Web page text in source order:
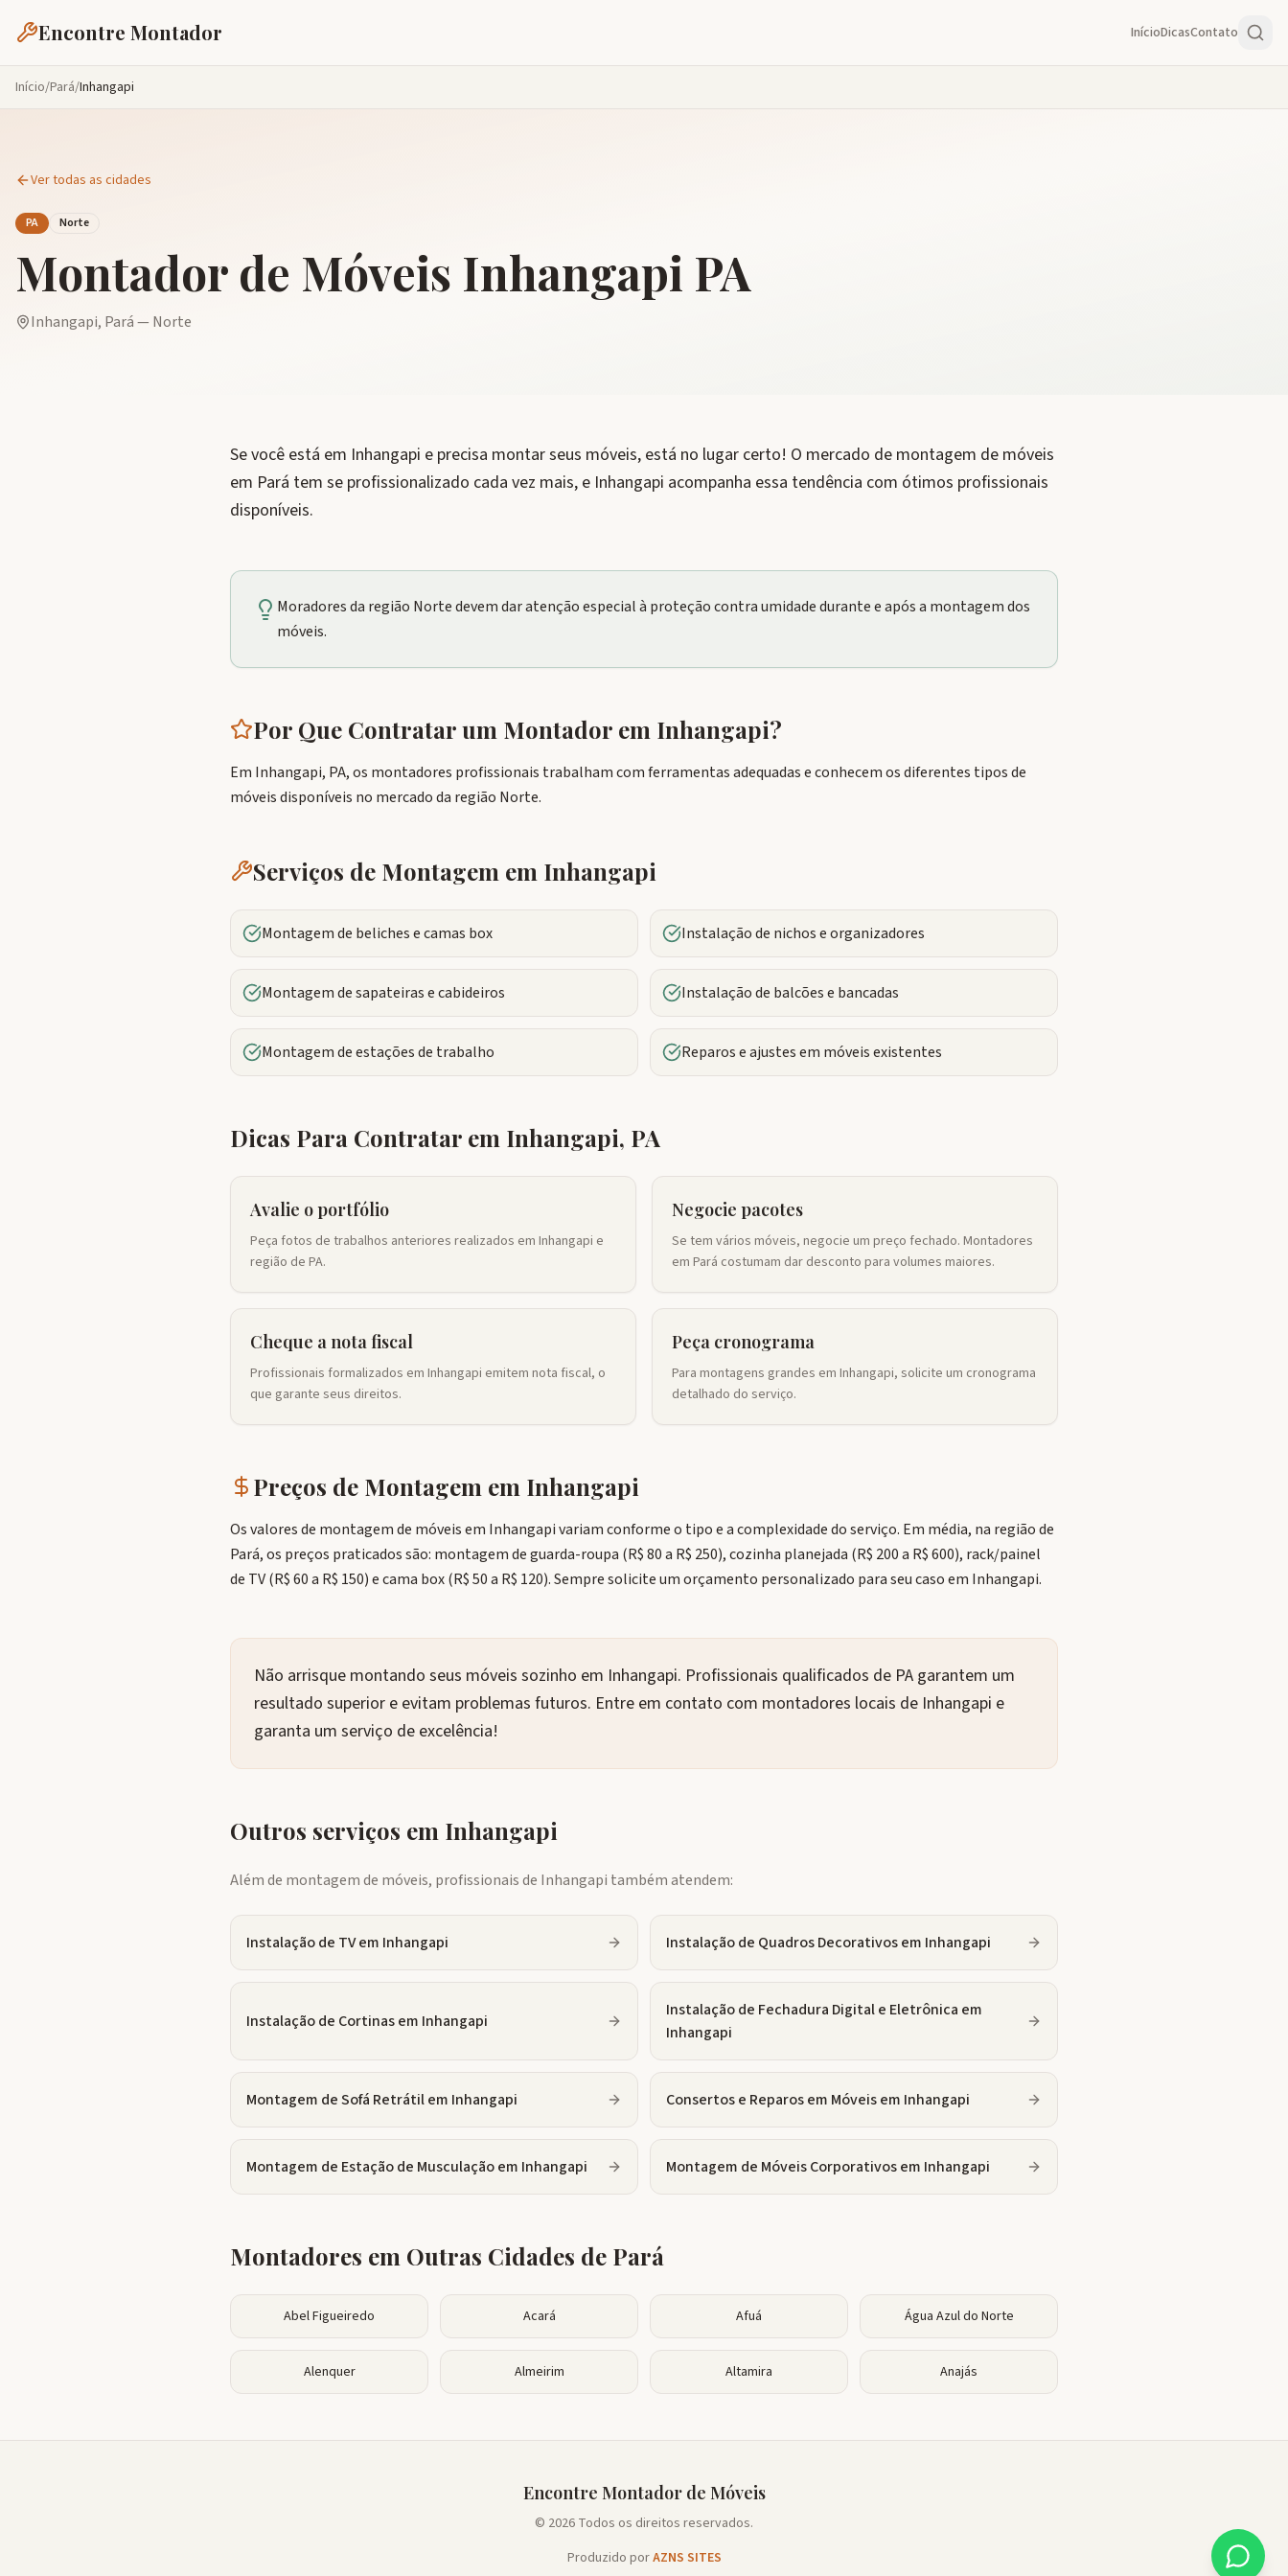
Encontre Montador InícioDicasContato
Início/Pará/Inhangapi
Ver todas as cidades
PA Norte
Montador de Móveis Inhangapi PA
Inhangapi, Pará— Norte
Se você está em Inhangapi e precisa montar seus móveis, está no lugar certo! O mercado de montagem de móveis
em Pará tem se profissionalizado cada vez mais, e Inhangapi acompanha essa tendência com ótimos profissionais
disponíveis.
Moradores da região Norte devem dar atenção especial à proteção contra umidade durante e após a montagem dos
móveis.
Por Que Contratar um Montador em Inhangapi?
Em Inhangapi, PA, os montadores profissionais trabalham com ferramentas adequadas e conhecem os diferentes tipos de
móveis disponíveis no mercado da região Norte.
Serviços de Montagem em Inhangapi
Montagem de beliches e camas box Instalação de nichos e organizadores
Montagem de sapateiras e cabideiros Instalação de balcões e bancadas
Montagem de estações de trabalho Reparos e ajustes em móveis existentes
Dicas Para Contratar em Inhangapi, PA
Avalie o portfólio
Peça fotos de trabalhos anteriores realizados em Inhangapi e
região de PA.
Negocie pacotes
Se tem vários móveis, negocie um preço fechado. Montadores
em Pará costumam dar desconto para volumes maiores.
Cheque a nota fiscal
Profissionais formalizados em Inhangapi emitem nota fiscal, o
que garante seus direitos.
Peça cronograma
Para montagens grandes em Inhangapi, solicite um cronograma
detalhado do serviço.
Preços de Montagem em Inhangapi
Os valores de montagem de móveis em Inhangapi variam conforme o tipo e a complexidade do serviço. Em média, na região de
Pará, os preços praticados são: montagem de guarda-roupa (R$ 80 a R$ 250), cozinha planejada (R$ 200 a R$ 600), rack/painel
de TV (R$ 60 a R$ 150) e cama box (R$ 50 a R$ 120). Sempre solicite um orçamento personalizado para seu caso em Inhangapi.
Não arrisque montando seus móveis sozinho em Inhangapi. Profissionais qualificados de PA garantem um
resultado superior e evitam problemas futuros. Entre em contato com montadores locais de Inhangapi e
garanta um serviço de excelência!
Outros serviços em Inhangapi
Além de montagem de móveis, profissionais de Inhangapi também atendem:
Instalação de TVem Inhangapi Instalação de Quadros Decorativosem Inhangapi
Instalação de Cortinasem Inhangapi
Instalação de Fechadura Digital e Eletrônica em
Inhangapi
Montagem de Sofá Retrátilem Inhangapi Consertos e Reparos em Móveisem Inhangapi
Montagem de Estação de Musculaçãoem Inhangapi Montagem de Móveis Corporativosem Inhangapi
Montadores em Outras Cidades de Pará
Abel Figueiredo Acará Afuá Água Azul do Norte
Alenquer Almeirim Altamira Anajás
Encontre Montador de Móveis
© 2026 Todos os direitos reservados.
Produzido porAZNS SITES